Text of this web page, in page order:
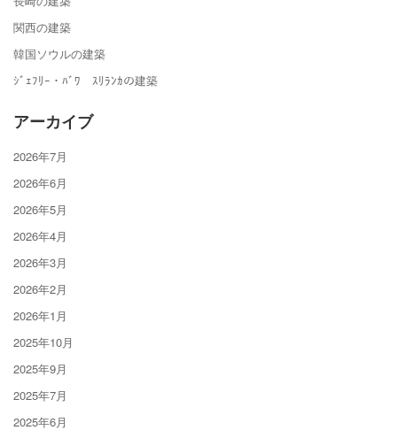
関西の建築
韓国ソウルの建築
ｼﾞｪﾌﾘｰ・ﾊﾞﾜ ｽﾘﾗﾝｶの建築
アーカイブ
2026年7月
2026年6月
2026年5月
2026年4月
2026年3月
2026年2月
2026年1月
2025年10月
2025年9月
2025年7月
2025年6月